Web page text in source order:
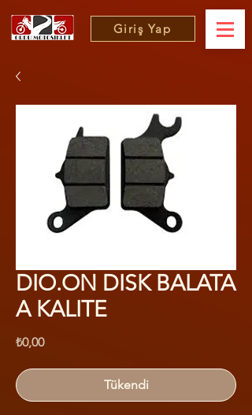
Giriş Yap
DIO.ON DISK BALATA
A KALITE
₺0,00Fiyat
Tükendi